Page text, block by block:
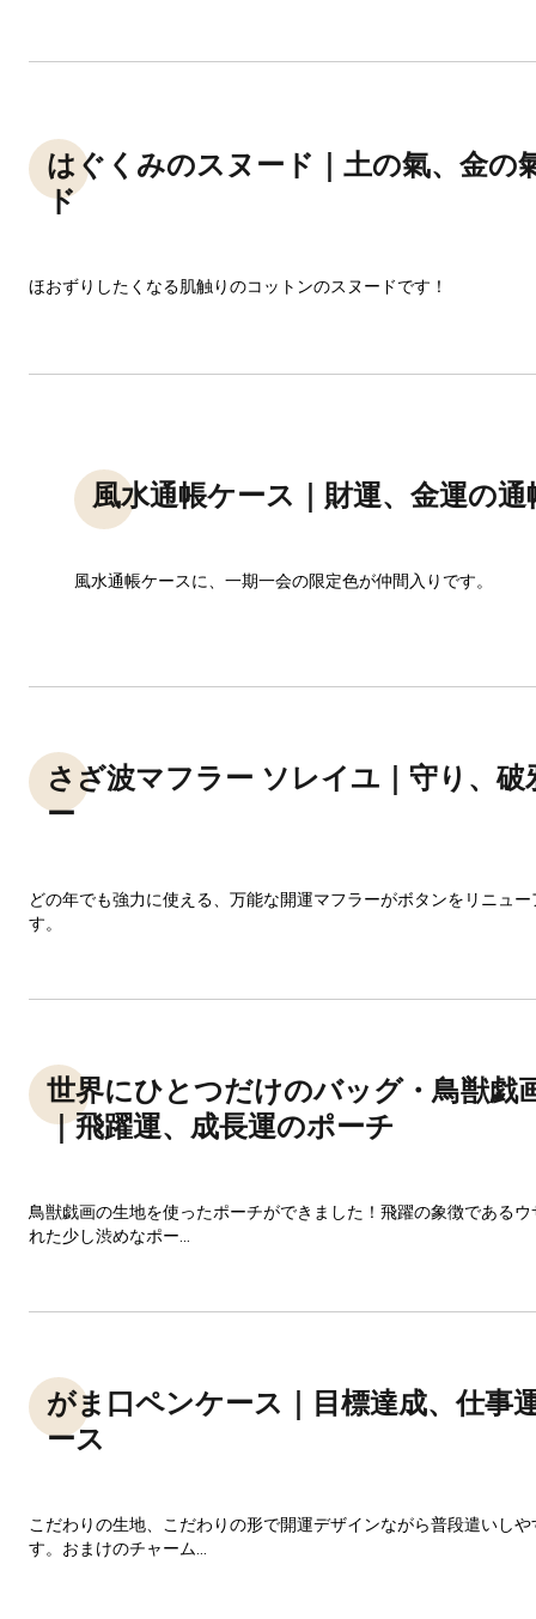
はぐくみのスヌード｜土の氣、金の
ド
ほおずりしたくなる肌触りのコットンのスヌードです！
風水通帳ケース｜財運、金運の
風水通帳ケースに、一期一会の限定色が仲間入りです。
さざ波マフラー ソレイユ｜守り、
ー
どの年でも強力に使える、万能な開運マフラーがボタンをリニュ
す。
世界にひとつだけのバッグ・鳥獣戯
｜飛躍運、成長運のポーチ
鳥獣戯画の生地を使ったポーチができました！飛躍の象徴である
れた少し渋めなポー...
がま口ペンケース｜目標達成、仕事
ース
こだわりの生地、こだわりの形で開運デザインながら普段遣いし
す。おまけのチャーム...